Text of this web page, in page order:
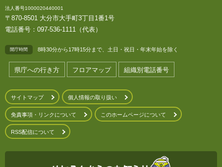
法人番号1000020440001
〒870-8501 大分市大手町3丁目1番1号
電話番号：097-536-1111（代表）
開庁時間 8時30分から17時15分まで、土日・祝日・年末年始を除く
県庁への行き方 フロアマップ 組織別電話番号
サイトマップ 個人情報の取り扱い
免責事項・リンクについて このホームページについて
RSS配信について